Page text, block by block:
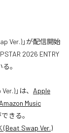
Ver.)」が配信開始
2026 ENTRY
。
Ver.)」は、 Apple
Amazon Music
きる。
(Beat Swap Ver.)